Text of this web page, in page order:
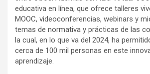
educativa en línea, que ofrece talleres
MOOC, videoconferencias, webinars y
temas de normativa y prácticas de las
la cual, en lo que va del 2024, ha
cerca de 100 mil personas en este
aprendizaje.